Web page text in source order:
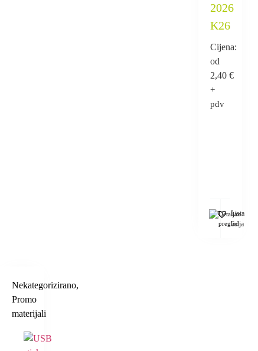
2026
K26
Cijena:
od
2,40 €
+
pdv
Lista
želja
Detaljan
pregled
Nekategorizirano,
Promo
materijali